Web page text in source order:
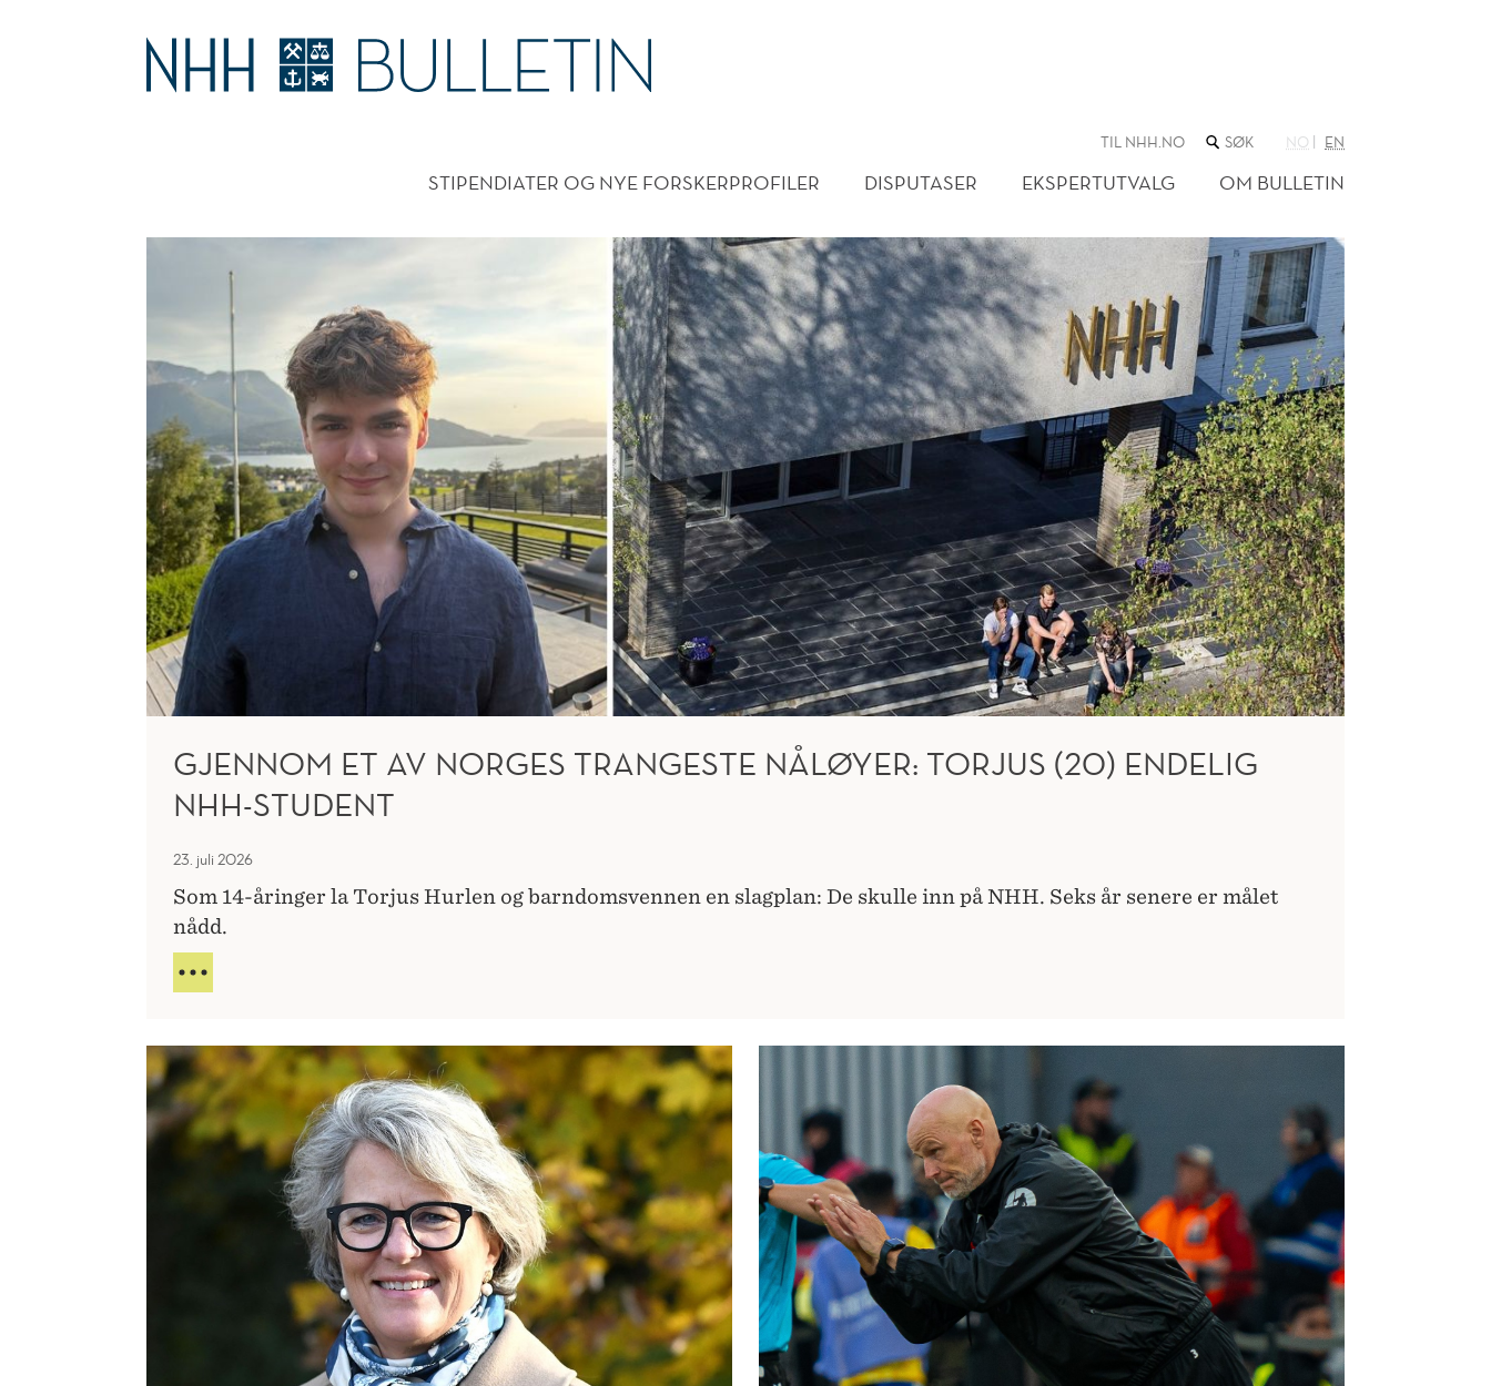
BULLETIN
TIL NHH.NO SØK
NETTSTEDET
NO EN
STIPENDIATER OG NYE FORSKERPROFILER DISPUTASER EKSPERTUTVALG OM BULLETIN
GJENNOM ET AV NORGES TRANGESTE NÅLØYER: TORJUS (20) ENDELIG
NHH-STUDENT
23. juli 2026
Som 14-åringer la Torjus Hurlen og barndomsvennen en slagplan: De skulle inn på NHH. Seks år senere er målet
nådd.
NORGES
TRANGESTE
NÅLØYER:
TORJUS
(20)
ENDELIG
STUDENT